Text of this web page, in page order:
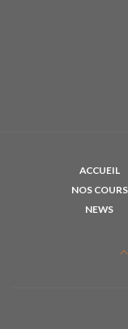
ACCUEIL
NOS COURS
NEWS